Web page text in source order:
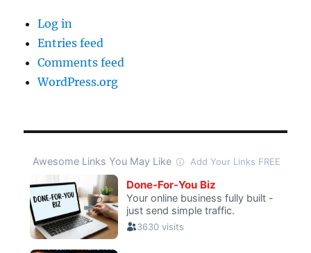
Log in
Entries feed
Comments feed
WordPress.org